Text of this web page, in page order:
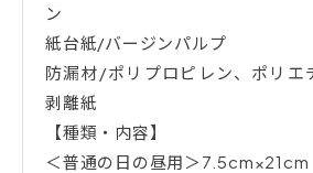
ン
紙台紙/バージンパルプ
防漏材/ポリプロピレン、ポリエ
剥離紙
【種類・内容】
＜普通の日の昼用＞7.5cm×21cm